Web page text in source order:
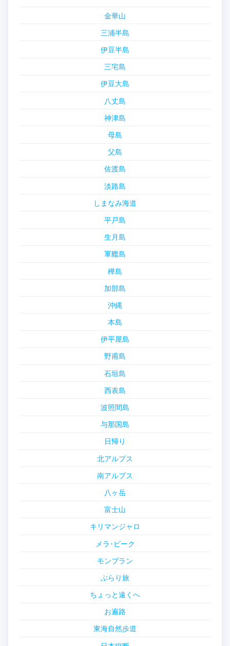
金華山
三浦半島
伊豆半島
三宅島
伊豆大島
八丈島
神津島
母島
父島
佐渡島
淡路島
しまなみ海道
平戸島
生月島
軍艦島
樺島
加部島
沖縄
本島
伊平屋島
野甫島
石垣島
西表島
波照間島
与那国島
日帰り
北アルプス
南アルプス
八ヶ岳
富士山
キリマンジャロ
メラ･ピーク
モンブラン
ぶらり旅
ちょっと遠くへ
お遍路
東海自然歩道